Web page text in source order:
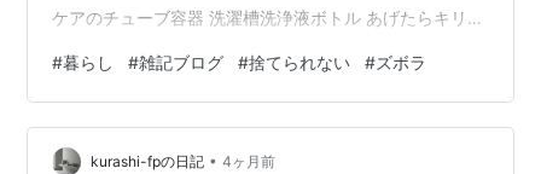
ケアのチューブ容器 洗濯槽洗浄液ボトル ​​あげたらキリが
部、空っぽです。 しっかり使い切って、中身はゼロ。 つ
まり、世間一般では「ゴミ」と呼ばれるものたち。 なの
に我が家では、なぜか普通に置いてあります。 ​……イン
テリア？ いや、どう見ても違います（笑） しかも、空に
#暮らし #雑記ブログ #捨てられない #ズボラ
kurashi-fpの日記 • 4ヶ月前